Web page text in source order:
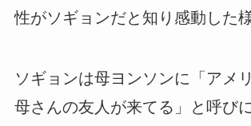
性がソギョンだと知り感動した様
ソギョンは母ヨンソンに「アメ
母さんの友人が来てる」と呼びに